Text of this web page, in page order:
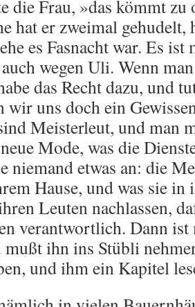
die Frau, »das kömmt
hat er zweimal gehudelt,
es Fasnacht war. Es
wegen Uli. Wenn
das Recht dazu, und
wir uns doch ein
Meisterleut, und man
Mode, was die
niemand etwas an: die
Hause, und was sie in
Leuten nachlassen,
verantwortlich. Dann ist
ihn ins Stübli
und ihm ein Kapitel